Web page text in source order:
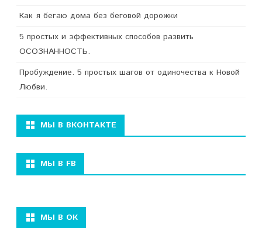
Как я бегаю дома без беговой дорожки
5 простых и эффективных способов развить
ОСОЗНАННОСТЬ.
Пробуждение. 5 простых шагов от одиночества к Новой
Любви.
МЫ В ВКОНТАКТЕ
МЫ В FB
МЫ В ОК